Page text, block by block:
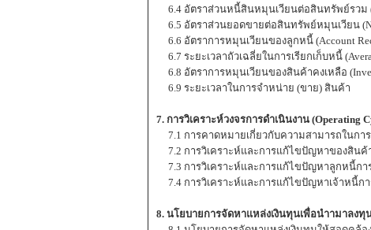
6.4 อัตราส่วนหนี้สินหมุนเวียนต่อสินทรัพย์รวม
6.5 อัตราส่วนยอดขายต่อสินทรัพย์หมุนเวียน (Net
6.6 อัตราการหมุนเวียนของลูกหนี้ (Account
6.7 ระยะเวลาถัวเฉลี่ยในการเรียกเก็บหนี้
6.8 อัตราการหมุนเวียนของสินค้าคงเหลือ
6.9 ระยะเวลาในการจำหน่าย (ขาย) สินค้า
7. การวิเคราะห์วงจรการดำเนินงาน (Operating
7.1 การคาดหมายเกี่ยวกับความสามารถในกา
7.2 การวิเคราะห์และการแก้ไขปัญหาของสินค้
7.3 การวิเคราะห์และการแก้ไขปัญหาลูกหนี้กา
7.4 การวิเคราะห์และการแก้ไขปัญหาเจ้าหนี้ก
8. นโยบายการจัดหาแหล่งเงินทุนเพื่อนำามาลงทุ